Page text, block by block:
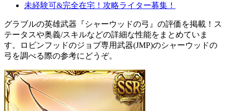
未経験可&完全在宅！攻略ライター募集！
グラブルの英雄武器『シャーウッドの弓』の評価を掲載！ス
テータスや奥義/スキルなどの詳細な性能をまとめていま
す。ロビンフッドのジョブ専用武器(JMP)のシャーウッドの
弓を調べる際の参考にどうぞ。